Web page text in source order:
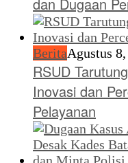
BeritaAgustus
RSUD
Inovasi dan
Pelayanan